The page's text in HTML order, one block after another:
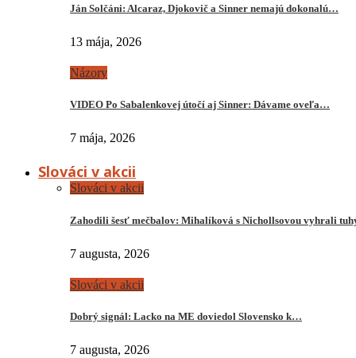
Ján Solčáni: Alcaraz, Djokovič a Sinner nemajú dokonalú…
13 mája, 2026
Názory
VIDEO Po Sabalenkovej útočí aj Sinner: Dávame oveľa…
7 mája, 2026
Slováci v akcii
Slováci v akcii
Zahodili šesť mečbalov: Mihalíková s Nichollsovou vyhrali
7 augusta, 2026
Slováci v akcii
Dobrý signál: Lacko na ME doviedol Slovensko k…
7 augusta, 2026